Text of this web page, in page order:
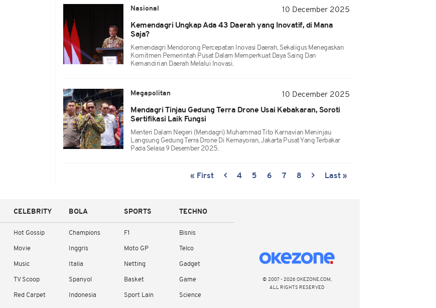
Nasional
10 December 2025
Kemendagri Ungkap Ada 43 Daerah yang Inovatif, di Mana
Saja?
Kemendagri Mendorong Percepatan Inovasi Daerah, Sekaligus Menegaskan
Komitmen Pemerintah Pusat Dalam Memperkuat Daya Saing Dan
Kemandirian Daerah Melalui Inovasi.
Megapolitan
10 December 2025
Mendagri Tinjau Gedung Terra Drone Usai Kebakaran, Soroti
Sertifikasi Laik Fungsi
Menteri Dalam Negeri (Mendagri) Muhammad Tito Karnavian Meninjau
Langsung Gedung Terra Drone Di Kemayoran, Jakarta Pusat Yang Terbakar
Pada Selasa 9 Desember 2025.
« First 4 5 6 7 8 Last »
CELEBRITY
Hot Gossip
Movie
Music
TV Scoop
Red Carpet
BOLA
Champions
Inggris
Italia
Spanyol
Indonesia
SPORTS
F1
Moto GP
Netting
Basket
Sport Lain
TECHNO
Bisnis
Telco
Gadget
Game
Science
© 2007 - 2026 OKEZONE.COM,
ALL RIGHTS RESERVED